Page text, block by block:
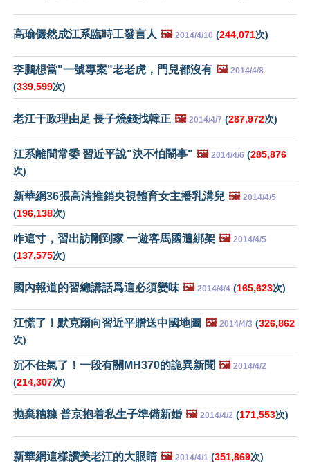
高瑜儼然成江系臨時工發言人 🖼️ 2014/4/10 (244,071次)
李鵬想當"一號專案"老老虎，門兒都沒有 🖼️ 2014/4/8
(339,599次)
老江干政理由足 長子燒錢找韓正 🖼️ 2014/4/7 (287,972次)
江系離間常委 習近平說"決不怕鬧事" 🖼️ 2014/4/6 (285,876
次)
新華網36張高清推銷央視體育女主播乳溝兒 🖼️ 2014/4/5
(196,138次)
咋這寸，習出訪剛到家 一遊客馬國遭綁架 🖼️ 2014/4/5
(137,575次)
國內報道的習總講話爲這必須變味 🖼️ 2014/4/4 (165,623次)
江慌了！默克爾向習近平贈送中國地圖 🖼️ 2014/4/3 (326,862
次)
沉不住氣了！一段有關MH370的詭異新聞 🖼️ 2014/4/2
(214,307次)
拋棄糟糠 普京抱着私生子準備新婚 🖼️ 2014/4/2 (171,553次)
新華網這樣讚美老江的大眼睛 🖼️ 2014/4/1 (351,869次)